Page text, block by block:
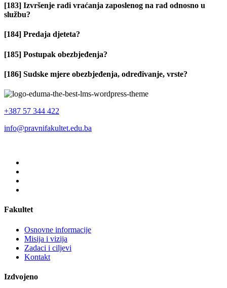
[183] Izvršenje radi vraćanja zaposlenog na rad odnosno u
službu?
[184] Predaja djeteta?
[185] Postupak obezbjeđenja?
[186] Sudske mjere obezbjeđenja, određivanje, vrste?
+387 57 344 422
info@pravnifakultet.edu.ba
Fakultet
Osnovne informacije
Misija i vizija
Zadaci i ciljevi
Kontakt
Izdvojeno